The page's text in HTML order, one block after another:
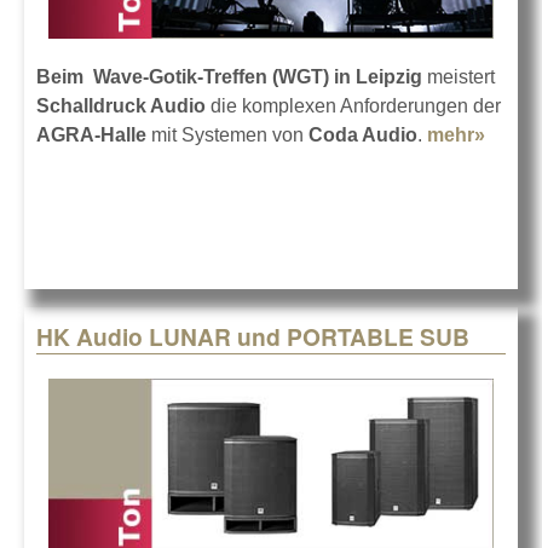
Beim Wave-Gotik-Treffen (WGT) in Leipzig meistert
Schalldruck Audio die komplexen Anforderungen der
AGRA-Halle mit Systemen von Coda Audio. mehr»
HK Audio LUNAR und PORTABLE SUB